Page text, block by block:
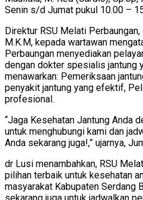
Senin s/d Jumat pukul 10.00 –
Direktur RSU Melati
M.K.M, kepada wartawan
Perbaungan menyediakan
dengan dokter spesialis jantung
menawarkan: Pemeriksaan
penyakit jantung yang efektif,
profesional.
“Jaga Kesehatan Jantung Anda
untuk menghubungi kami dan
Anda sekarang juga!,” ujarnya,
dr Lusi menambahkan, RSU
pilihan terbaik untuk kesehatan
masyarakat Kabupaten Serdang